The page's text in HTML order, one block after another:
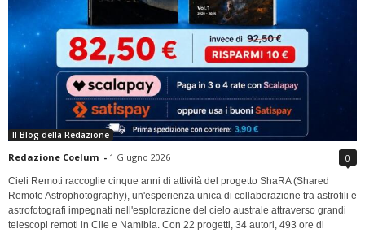
Il Blog della Redazione
Redazione Coelum - 1 Giugno 2026 0
Cieli Remoti raccoglie cinque anni di attività del progetto ShaRA (Shared
Remote Astrophotography), un'esperienza unica di collaborazione tra astrofili e
astrofotografi impegnati nell'esplorazione del cielo australe attraverso grandi
telescopi remoti in Cile e Namibia. Con 22 progetti, 34 autori, 493 ore di